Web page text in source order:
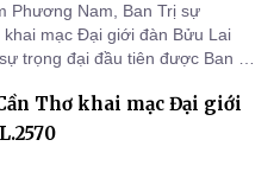
Phương Nam, Ban Trị sự
khai mạc Đại giới đàn Bửu Lai
trọng đại đầu tiên được Ban Trị
công tác truyền giới, đào tạo
g
Thơ khai mạc Đại giới